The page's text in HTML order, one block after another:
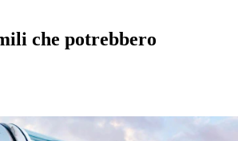
che potrebbero